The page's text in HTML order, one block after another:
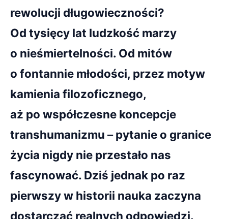
rewolucji długowieczności?
Od tysięcy lat ludzkość marzy
o nieśmiertelności. Od mitów
o fontannie młodości, przez motyw
kamienia filozoficznego,
aż po współczesne koncepcje
transhumanizmu – pytanie o granice
życia nigdy nie przestało nas
fascynować. Dziś jednak po raz
pierwszy w historii nauka zaczyna
dostarczać realnych odpowiedzi.